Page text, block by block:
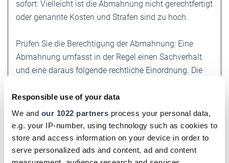
Responsible use of your data
We and our 1022 partners process your personal data,
e.g. your IP-number, using technology such as cookies to
store and access information on your device in order to
serve personalized ads and content, ad and content
sofort: Vielleicht ist die Abmahnung nicht gerechtfertigt
oder genannte Kosten und Strafen sind zu hoch.
Prüfen Sie die Berechtigung der ­Abmahnung: Eine
Abmahnung umfasst in der Regel einen Sachverhalt
und eine daraus folgende rechtliche Einordnung. Die
Bereichen gewerblicher Rechtsschutz oder IT-Recht, ist
deshalb in den meisten Fällen ratsam und bringt mehr
Rechtssicherheit.
Verhandeln Sie die Höhe der ­Abmahnkosten: